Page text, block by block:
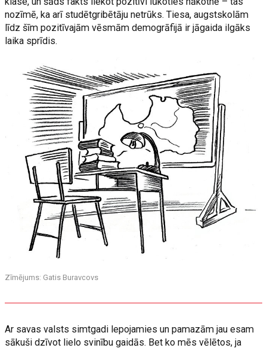
nozīmē, ka arī studētgribētāju netrūks. Tiesa, augstskolām
līdz šīm pozitīvajām vēsmām demogrāfijā ir jāgaida ilgāks
laika sprīdis.
Zīmējums: Gatis Buravcovs
Ar savas valsts simtgadi lepojamies un pamazām jau esam
sākuši dzīvot lielo svinību gaidās. Bet ko mēs vēlētos, ja